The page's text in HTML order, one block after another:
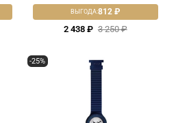
2 438 ₽ 3 250 ₽
ВЫГОДА:812 ₽
-25%